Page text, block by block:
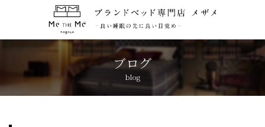
ブログ
blog
トップページ TOP
CONCEPT